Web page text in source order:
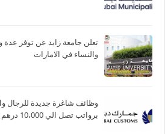
تعلن جامعة زايد عن توفر
والنساء في الامارات
وظائف شاغرة جديدة للرجال
برواتب تصل الي 10،000 درهم في الامارات